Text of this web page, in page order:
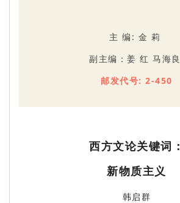
主 编: 金 莉
副主编：姜 红 马海良
邮发代号: 2-450
西方文论关键词：
新物质主义
韩启群